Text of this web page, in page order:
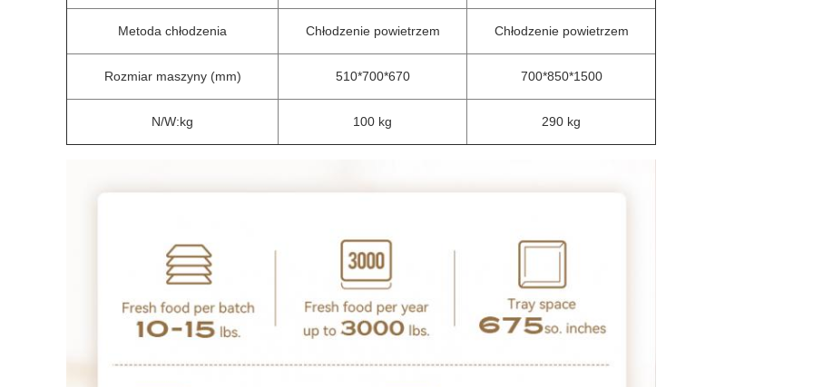
Metoda chłodzenia Chłodzenie powietrzem Chłodzenie powietrzem
Rozmiar maszyny (mm) 510*700*670 700*850*1500
N/W:kg 100 kg 290 kg